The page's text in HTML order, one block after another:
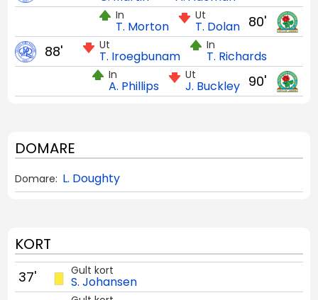
80'
Ut
T. Dolan
In
T. Morton
Ut
T. Iroegbunam
In
T. Richards
88'
90'
Ut
J. Buckley
In
A. Phillips
DOMARE
Domare: L. Doughty
KORT
Gult kort
S. Johansen
37'